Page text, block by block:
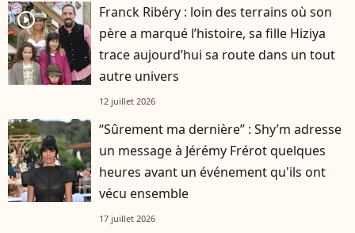
player2
Franck Ribéry : loin des terrains où son
père a marqué l’histoire, sa fille Hiziya
trace aujourd’hui sa route dans un tout
autre univers
12 juillet 2026
“Sûrement ma dernière” : Shy’m adresse
un message à Jérémy Frérot quelques
heures avant un événement qu'ils ont
vécu ensemble
17 juillet 2026